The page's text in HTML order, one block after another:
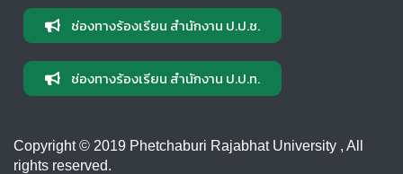
ช่องทางร้องเรียน สำนักงาน ป.ป.ช.
ช่องทางร้องเรียน สำนักงาน ป.ป.ท.
Copyright © 2019 Phetchaburi Rajabhat University , All
rights reserved.